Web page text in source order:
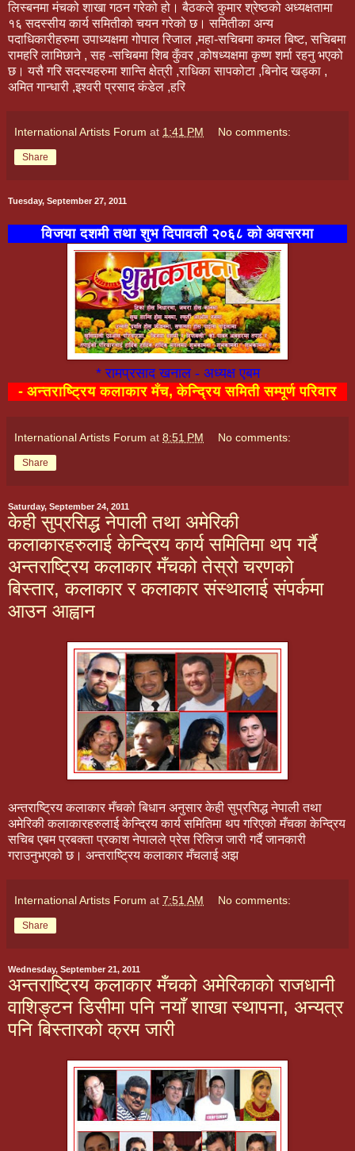
लिस्बनमा मंचको शाखा गठन गरेको हो। बैठकले कुमार श्रेष्ठको अध्यक्षतामा
१६ सदस्सीय कार्य समितीको चयन गरेको छ। समितीका अन्य
पदाधिकारीहरुमा उपाध्यक्षमा गोपाल रिजाल ,महा-सचिबमा कमल बिष्ट, सचिबमा
रामहरि लामिछाने , सह -सचिबमा शिब कुँवर ,कोषध्यक्षमा कृष्ण शर्मा रहनु भएको
छ। यसै गरि सदस्यहरुमा शान्ति क्षेत्री ,राधिका सापकोटा ,बिनोद खड्का ,
अमित गान्धारी ,इश्वरी प्रसाद कंडेल ,हरि
International Artists Forum at 1:41 PM No comments:
Share
Tuesday, September 27, 2011
विजया दशमी तथा शुभ दिपावली २०६८ को अवसरमा
* रामप्रसाद खनाल - अध्यक्ष एबम
- अन्तराष्ट्रिय कलाकार मँच,केन्द्रिय समिती सम्पूर्ण परिवार
International Artists Forum at 8:51 PM No comments:
Share
Saturday, September 24, 2011
केही सुप्रसिद्ध नेपाली तथा अमेरिकी
कलाकारहरुलाई केन्द्रिय कार्य समितिमा थप गर्दै
अन्तराष्ट्रिय कलाकार मँचको तेस्रो चरणको
बिस्तार, कलाकार र कलाकार संस्थालाई संपर्कमा
आउन आह्वान
अन्तराष्ट्रिय कलाकार मँचको बिधान अनुसार केही सुप्रसिद्ध नेपाली तथा
अमेरिकी कलाकारहरुलाई केन्द्रिय कार्य समितिमा थप गरिएको मँचका केन्द्रिय
सचिब एबम प्रबक्ता प्रकाश नेपालले प्रेस रिलिज जारी गर्दै जानकारी
गराउनुभएको छ। अन्तराष्ट्रिय कलाकार मँचलाई अझ
International Artists Forum at 7:51 AM No comments:
Share
Wednesday, September 21, 2011
अन्तराष्ट्रिय कलाकार मँचको अमेरिकाको राजधानी
वाशिङ्टन डिसीमा पनि नयाँ शाखा स्थापना, अन्यत्र
पनि बिस्तारको क्रम जारी